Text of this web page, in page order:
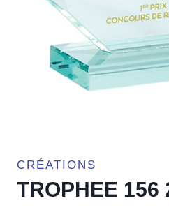
CRÉATIONS
TROPHEE 156